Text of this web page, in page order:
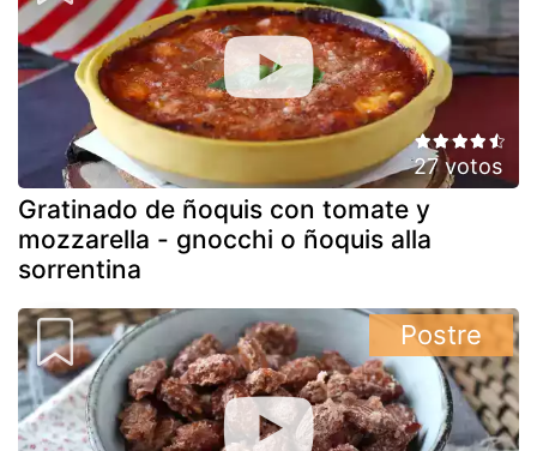
27 votos
Gratinado de ñoquis con tomate y
mozzarella - gnocchi o ñoquis alla
sorrentina
Postre